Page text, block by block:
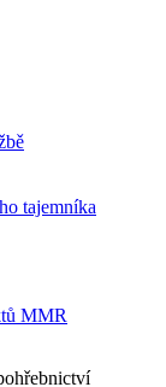
tajemníka
MMR